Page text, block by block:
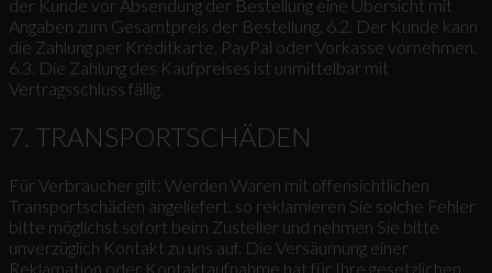
der Kunde vor Absendung der Bestellung eine Übersicht mit
Angaben zum Gesamtpreis der Bestellung. 6.2. Der Kunde kann
die Zahlung per Kreditkarte, PayPal oder Vorkasse vornehmen.
6.3. Die Zahlung des Kaufpreises ist unmittelbar mit
Vertragsschluss fällig.
7. TRANSPORTSCHÄDEN
Für Verbraucher gilt: Werden Waren mit offensichtlichen
Transportschäden angeliefert, so reklamieren Sie solche Fehler
bitte möglichst sofort beim Zusteller und nehmen Sie bitte
unverzüglich Kontakt zu uns auf. Die Versäumung einer
Reklamation oder Kontaktaufnahme hat für Ihre gesetzlichen